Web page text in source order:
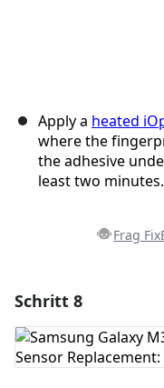
Apply a heated
where the
the adhesive
least two minutes.
Frag
Kommentar
Schritt 8